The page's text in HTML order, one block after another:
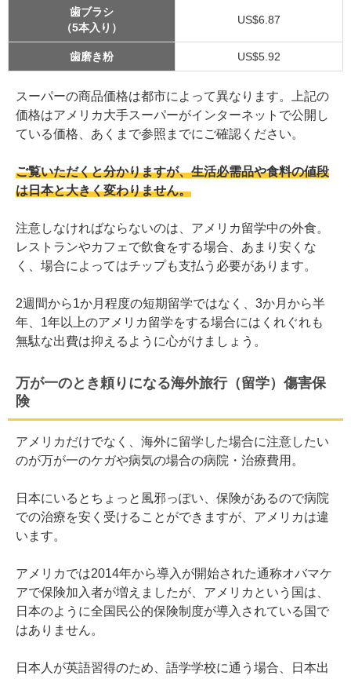
歯ブラシ
（5本入り）
US$6.87
歯磨き粉 US$5.92
スーパーの商品価格は都市によって異なります。上記の
価格はアメリカ大手スーパーがインターネットで公開し
ている価格、あくまで参照までにご確認ください。
ご覧いただくと分かりますが、生活必需品や食料の値段
は日本と大きく変わりません。
注意しなければならないのは、アメリカ留学中の外食。
レストランやカフェで飲食をする場合、あまり安くな
く、場合によってはチップも支払う必要があります。
2週間から1か月程度の短期留学ではなく、3か月から半
年、1年以上のアメリカ留学をする場合にはくれぐれも
無駄な出費は抑えるように心がけましょう。
万が一のとき頼りになる海外旅行（留学）傷害保
険
アメリカだけでなく、海外に留学した場合に注意したい
のが万が一のケガや病気の場合の病院・治療費用。
日本にいるとちょっと風邪っぽい、保険があるので病院
での治療を安く受けることができますが、アメリカは違
います。
アメリカでは2014年から導入が開始された通称オバマケ
アで保険加入者が増えましたが、アメリカという国は、
日本のように全国民公的保険制度が導入されている国で
はありません。
日本人が英語習得のため、語学学校に通う場合、日本出